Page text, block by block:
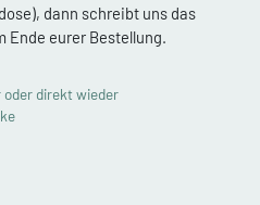
dann schreibt uns das
Ende eurer Bestellung.
direkt wieder